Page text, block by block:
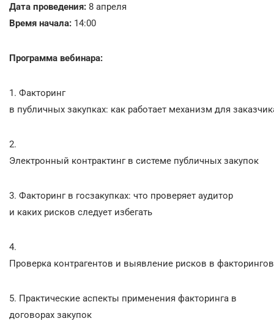
Дата проведения: 8 апреля
Время начала: 14:00
Программа вебинара:
1. Факторинг
в публичных закупках: как работает механизм для
2.
Электронный контрактинг в системе публичных закупок
3. Факторинг в госзакупках: что проверяет аудитор
и каких рисков следует избегать
4.
Проверка контрагентов и выявление рисков в
5. Практические аспекты применения факторинга в
договорах закупок